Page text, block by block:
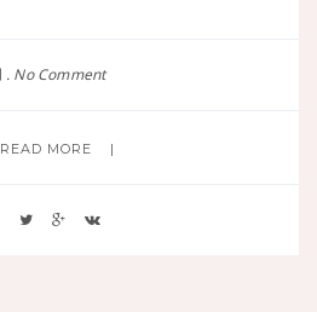
No Comment
READ MORE